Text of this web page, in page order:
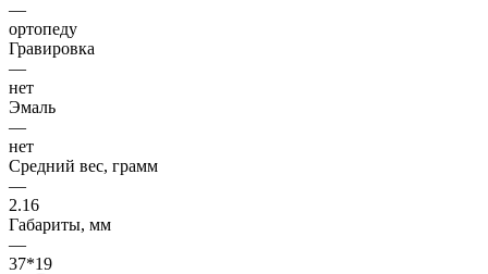
—
ортопеду
Гравировка
—
нет
Эмаль
—
нет
Средний вес, грамм
—
2.16
Габариты, мм
—
37*19